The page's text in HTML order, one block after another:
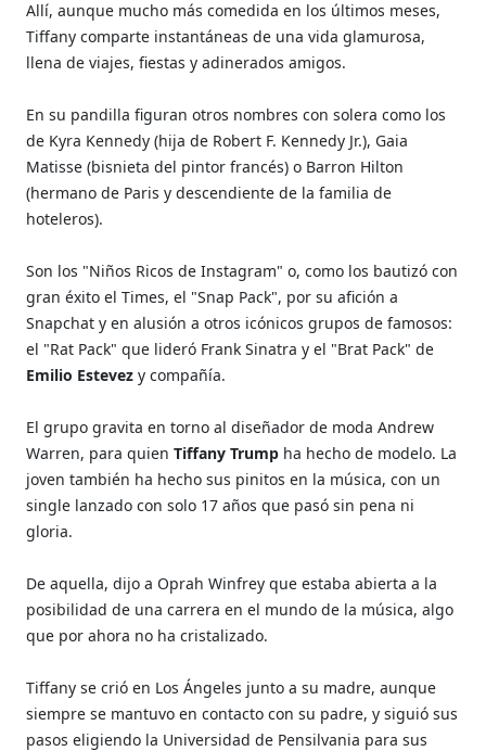
Allí, aunque mucho más comedida en los últimos meses,
Tiffany comparte instantáneas de una vida glamurosa,
llena de viajes, fiestas y adinerados amigos.
En su pandilla figuran otros nombres con solera como los
de Kyra Kennedy (hija de Robert F. Kennedy Jr.), Gaia
Matisse (bisnieta del pintor francés) o Barron Hilton
(hermano de Paris y descendiente de la familia de
hoteleros).
Son los "Niños Ricos de Instagram" o, como los bautizó con
gran éxito el Times, el "Snap Pack", por su afición a
Snapchat y en alusión a otros icónicos grupos de famosos:
el "Rat Pack" que lideró Frank Sinatra y el "Brat Pack" de
Emilio Estevezy compañía.
El grupo gravita en torno al diseñador de moda Andrew
Warren, para quienTiffany Trump ha hecho de modelo. La
joven también ha hecho sus pinitos en la música, con un
single lanzado con solo 17 años que pasó sin pena ni
gloria.
De aquella, dijo a Oprah Winfrey que estaba abierta a la
posibilidad de una carrera en el mundo de la música, algo
que por ahora no ha cristalizado.
Tiffany se crió en Los Ángeles junto a su madre, aunque
siempre se mantuvo en contacto con su padre, y siguió sus
pasos eligiendo la Universidad de Pensilvania para sus